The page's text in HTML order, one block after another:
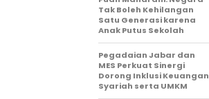
Tak Boleh Kehilangan
Satu Generasi karena
Anak Putus Sekolah
Pegadaian Jabar dan
MES Perkuat Sinergi
Dorong Inklusi Keuangan
Syariah serta UMKM